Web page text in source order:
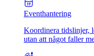
Eventhantering
Koordinera tidslinjer,
utan att något faller